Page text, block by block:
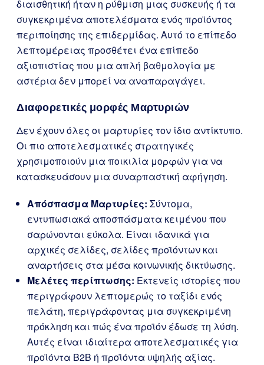
διαισθητική ήταν η ρύθμιση μιας συσκευής ή τα
συγκεκριμένα αποτελέσματα ενός προϊόντος
περιποίησης της επιδερμίδας. Αυτό το επίπεδο
λεπτομέρειας προσθέτει ένα επίπεδο
αξιοπιστίας που μια απλή βαθμολογία με
αστέρια δεν μπορεί να αναπαραγάγει.
Διαφορετικές μορφές Μαρτυριών
Δεν έχουν όλες οι μαρτυρίες τον ίδιο αντίκτυπο.
Οι πιο αποτελεσματικές στρατηγικές
χρησιμοποιούν μια ποικιλία μορφών για να
κατασκευάσουν μια συναρπαστική αφήγηση.
Απόσπασμα Μαρτυρίες: Σύντομα,
εντυπωσιακά αποσπάσματα κειμένου που
σαρώνονται εύκολα. Είναι ιδανικά για
αρχικές σελίδες, σελίδες προϊόντων και
αναρτήσεις στα μέσα κοινωνικής δικτύωσης.
Μελέτες περίπτωσης: Εκτενείς ιστορίες που
περιγράφουν λεπτομερώς το ταξίδι ενός
πελάτη, περιγράφοντας μια συγκεκριμένη
πρόκληση και πώς ένα προϊόν έδωσε τη λύση.
Αυτές είναι ιδιαίτερα αποτελεσματικές για
προϊόντα Β2Β ή προϊόντα υψηλής αξίας.